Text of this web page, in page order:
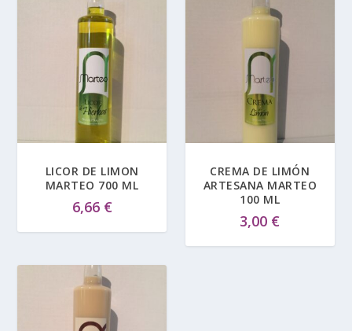
LICOR DE LIMON
MARTEO 700 ML
6,66 €
CREMA DE LIMÓN
ARTESANA MARTEO
100 ML
3,00 €